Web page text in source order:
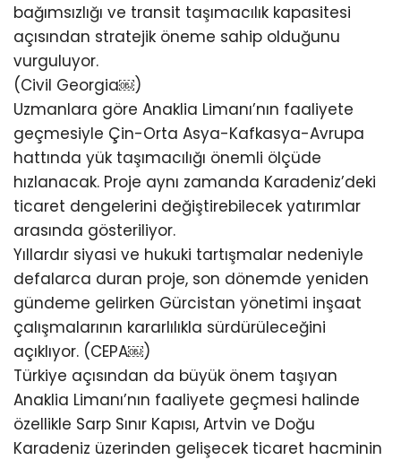
bağımsızlığı ve transit taşımacılık kapasitesi
açısından stratejik öneme sahip olduğunu
vurguluyor.
(Civil Georgia⁠￼)
Uzmanlara göre Anaklia Limanı’nın faaliyete
geçmesiyle Çin-Orta Asya-Kafkasya-Avrupa
hattında yük taşımacılığı önemli ölçüde
hızlanacak. Proje aynı zamanda Karadeniz’deki
ticaret dengelerini değiştirebilecek yatırımlar
arasında gösteriliyor.
Yıllardır siyasi ve hukuki tartışmalar nedeniyle
defalarca duran proje, son dönemde yeniden
gündeme gelirken Gürcistan yönetimi inşaat
çalışmalarının kararlılıkla sürdürüleceğini
açıklıyor. (CEPA⁠￼)
Türkiye açısından da büyük önem taşıyan
Anaklia Limanı’nın faaliyete geçmesi halinde
özellikle Sarp Sınır Kapısı, Artvin ve Doğu
Karadeniz üzerinden gelişecek ticaret hacminin